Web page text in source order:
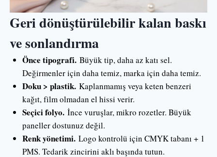
Geri dönüştürülebilir kalan baskı
ve sonlandırma
Önce tipografi.Büyük tip, daha az katı sel.
Değirmenler için daha temiz, marka için daha temiz.
Doku > plastik.Kaplanmamış veya keten benzeri
kağıt, film olmadan el hissi verir.
Seçici folyo.İnce vuruşlar, mikro rozetler. Büyük
paneller dostunuz değil.
Renk yönetimi.Logo kontrolü için CMYK tabanı + 1
PMS. Tedarik zincirini aklı başında tutun.